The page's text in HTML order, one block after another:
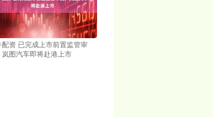
配资 已完成上市前置监管审
岚图汽车即将赴港上市